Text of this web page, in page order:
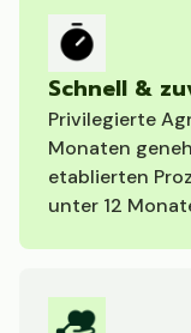
Schnell &
Privilegierte
Monaten
etablierten
unter 12